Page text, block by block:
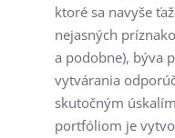
ktoré sa navyše
nejasných
a podobne), býva
vytvárania
skutočným
portfóliom je